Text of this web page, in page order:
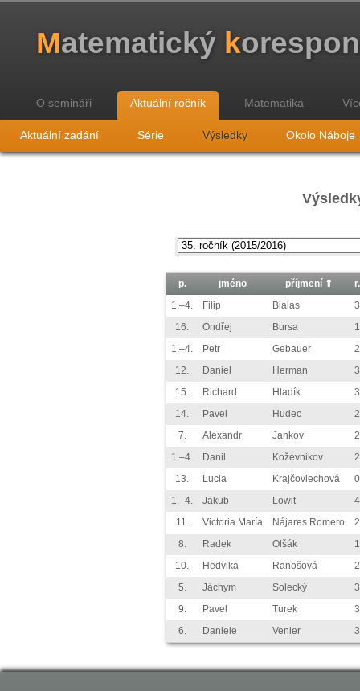
Matematický k
O semináři Aktuální ročník Matematika
Aktuální zadání Série Výsledky Okolo Náboje
p. jméno příjmení ⇑
r.
1.–4.
Filip Bialas
3
16.
Ondřej Bursa
1
1.–4.
Petr Gebauer
2
12.
Daniel Herman
3
15.
Richard Hladík
3
14.
Pavel Hudec
2
7.
Alexandr Jankov
2
1.–4.
Danil Koževnikov
2
13.
Lucia Krajčoviechová
0
1.–4.
Jakub Löwit
4
11.
Victoria María Nájares Romero
2
8.
Radek Olšák
1
10.
Hedvika Ranošová
2
5.
Jáchym Solecký
3
9.
Pavel Turek
3
6.
Daniele Venier 3